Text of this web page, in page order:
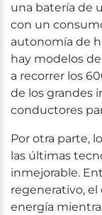
una batería de
con un
autonomía de
hay modelos
a recorrer los
de los grandes
conductores
Por otra parte,
las últimas
inmejorable.
regenerativo,
energía